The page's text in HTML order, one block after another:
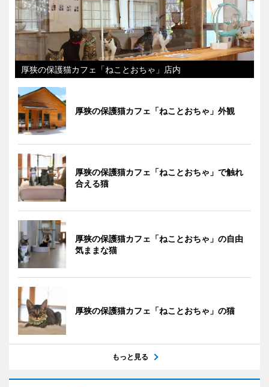
厚狭の保護猫カフェ「ねことおちゃ」店内
厚狭の保護猫カフェ「ねことおちゃ」外観
厚狭の保護猫カフェ「ねことおちゃ」で触れ
合える猫
厚狭の保護猫カフェ「ねことおちゃ」の自由
気ままな猫
厚狭の保護猫カフェ「ねことおちゃ」の猫
もっと見る